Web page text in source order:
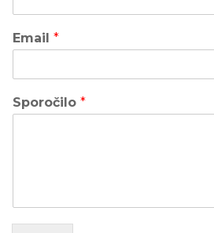
Email *
Sporočilo *